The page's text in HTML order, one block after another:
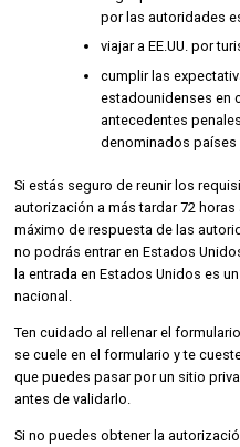
por las autoridades
viajar a EE.UU. por
cumplir las
estadounidenses en
antecedentes
denominados países
Si estás seguro de reunir los
autorización a más tardar 72
máximo de respuesta de las
no podrás entrar en Estados
la entrada en Estados Unidos es
nacional.
Ten cuidado al rellenar el
se cuele en el formulario y te
que puedes pasar por un sitio
antes de validarlo.
Si no puedes obtener la